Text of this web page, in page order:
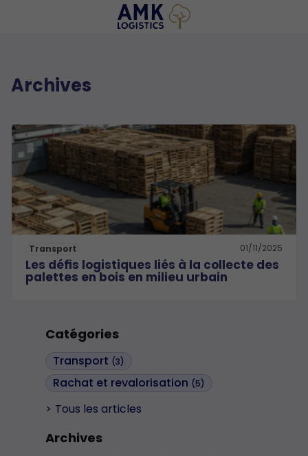
Catégories
Transport (3)
Rachat et revalorisation (5)
Tous les articles
Archives
Archives
Transport 01/11/2025
Les défis logistiques liés à la collecte des
palettes en bois en milieu urbain